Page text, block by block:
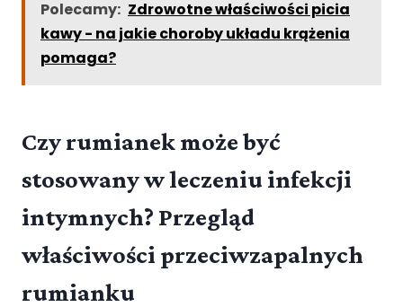
Polecamy: Zdrowotne właściwości picia
kawy - na jakie choroby układu krążenia
pomaga?
Czy rumianek może być
stosowany w leczeniu infekcji
intymnych? Przegląd
właściwości przeciwzapalnych
rumianku